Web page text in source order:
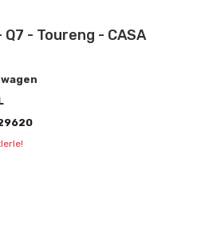
- Toureng - CASA